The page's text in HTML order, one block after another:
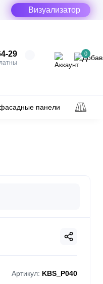
Визуализатор
29 0
панели
Артикул: KBS_P040